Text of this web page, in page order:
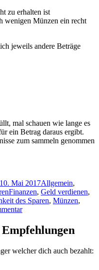
zu erhalten ist
wenigen Münzen ein recht
jeweils andere Beträge
mal schauen wie lange es
ein Betrag daraus ergibt.
zum sammeln genommen
10. Mai 2017Allgemein,
Schlagwörter
Finanzen, Geld verdienen,
des Sparen, Münzen,
zu
Sparen
beim
und
welcher dich auch bezahlt: